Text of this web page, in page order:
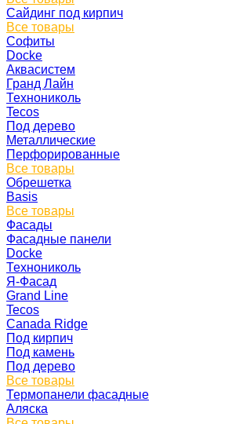
Сайдинг под кирпич
Все товары
Софиты
Docke
Аквасистем
Гранд Лайн
Технониколь
Tecos
Под дерево
Металлические
Перфорированные
Все товары
Обрешетка
Basis
Все товары
Фасады
Фасадные панели
Docke
Технониколь
Я-Фасад
Grand Line
Tecos
Canada Ridge
Под кирпич
Под камень
Под дерево
Все товары
Термопанели фасадные
Аляска